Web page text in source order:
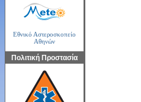
Εθνικό Αστεροσκοπείο
Αθηνών
Πολιτική Προστασία